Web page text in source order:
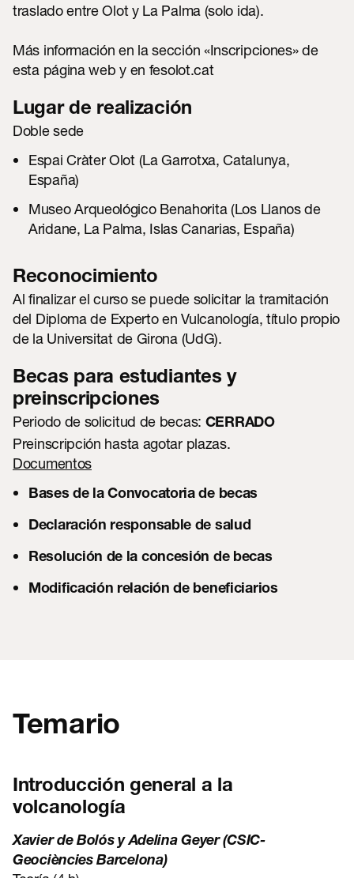
traslado entre Olot y La Palma (solo ida).
Más información en la sección «Inscripciones» de
esta página web y en fesolot.cat
Lugar de realización
Doble sede
Espai Cràter Olot (La Garrotxa, Catalunya,
España)
Museo Arqueológico Benahorita (Los Llanos de
Aridane, La Palma, Islas Canarias, España)
Reconocimiento
Al finalizar el curso se puede solicitar la tramitación
del Diploma de Expertoen Vulcanología, título propio
de la Universitat de Girona (UdG).
Becas para estudiantes y
preinscripciones
Periodo de solicitud de becas: CERRADO
Preinscripción hasta agotar plazas.
Documentos
Bases de la Convocatoria de becas
Declaración responsable de salud
Resolución de la concesión de becas
Modificación relación de beneficiarios
Temario
Introducción general a la
volcanología
Xavier de Bolós y Adelina Geyer (CSIC-
Geociències Barcelona)